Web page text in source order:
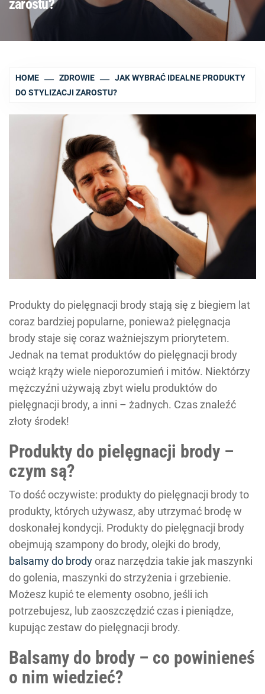
zarostu?
HOME ZDROWIE
JAK WYBRAĆ IDEALNE PRODUKTY
DO STYLIZACJI ZAROSTU?
Produkty do pielęgnacji brody stają się z biegiem lat
coraz bardziej popularne, ponieważ pielęgnacja
brody staje się coraz ważniejszym priorytetem.
Jednak na temat produktów do pielęgnacji brody
wciąż krąży wiele nieporozumień i mitów. Niektórzy
mężczyźni używają zbyt wielu produktów do
pielęgnacji brody, a inni – żadnych. Czas znaleźć
złoty środek!
Produkty do pielęgnacji brody –
czym są?
To dość oczywiste: produkty do pielęgnacji brody to
produkty, których używasz, aby utrzymać brodę w
doskonałej kondycji. Produkty do pielęgnacji brody
obejmują szampony do brody, olejki do brody,
balsamy do brodyoraz narzędzia takie jak maszynki
do golenia, maszynki do strzyżenia i grzebienie.
Możesz kupić te elementy osobno, jeśli ich
potrzebujesz, lub zaoszczędzić czas i pieniądze,
kupując zestaw do pielęgnacji brody.
Balsamy do brody – co powinieneś
o nim wiedzieć?